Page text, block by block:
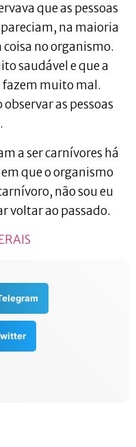
que as pessoas
na maioria
coisa no organismo.
saudável e que a
fazem muito mal.
as pessoas
a ser carnívores há
que o organismo
não sou eu
voltar ao passado.